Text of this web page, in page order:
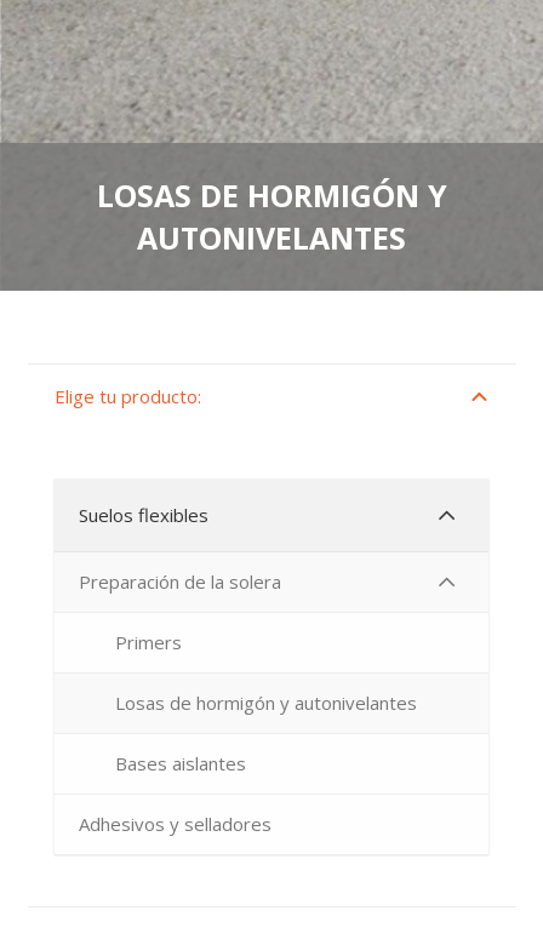
LOSAS DE HORMIGÓN Y
AUTONIVELANTES
Elige tu producto:
Suelos flexibles
Preparación de la solera
Primers
Losas de hormigón y autonivelantes
Bases aislantes
Adhesivos y selladores